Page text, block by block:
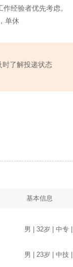
经验者优先考虑。
单休
时了解投递状态
基本信息
男 | 32岁 | 中专
男 | 23岁 | 中技